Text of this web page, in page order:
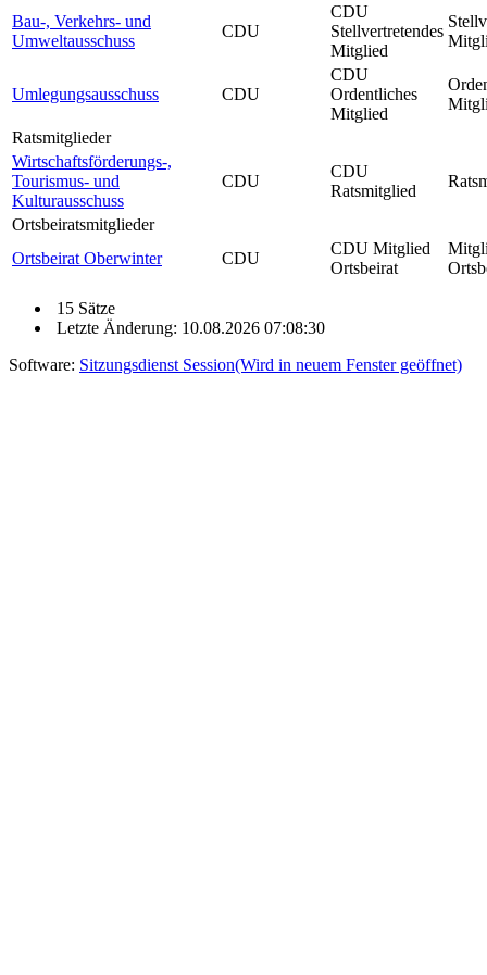
Bau-, Verkehrs- und
Umweltausschuss
CDU
CDU
Stellvertretendes
Mitglied
Umlegungsausschuss CDU
CDU
Ordentliches
Mitglied
Ratsmitglieder
Wirtschaftsförderungs-,
Tourismus- und
Kulturausschuss
CDU
CDU
Ratsmitglied
Ortsbeiratsmitglieder
Ortsbeirat Oberwinter
CDU
CDU Mitglied
Ortsbeirat
15 Sätze
Letzte Änderung: 10.08.2026 07:08:30
Software: Sitzungsdienst Session(Wird in neuem Fenster geöffnet)